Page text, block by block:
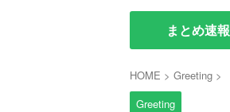
まとめ速
HOME > Greeting >
Greeting